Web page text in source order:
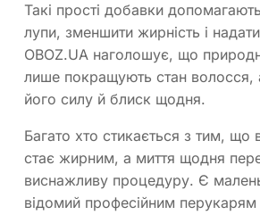
Такі прості добавки
лупи, зменшити жирність і
OBOZ.UA наголошує, що
лише покращують стан волосся,
його силу й блиск щодня.
Багато хто стикається з тим,
стає жирним, а миття щодня
виснажливу процедуру. Є
відомий професійним